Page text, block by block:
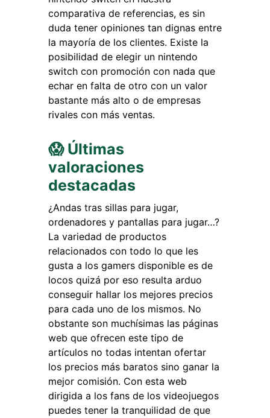
comparativa de referencias, es sin
duda tener opiniones tan dignas entre
la mayoría de los clientes. Existe la
posibilidad de elegir un nintendo
switch con promoción con nada que
echar en falta de otro con un valor
bastante más alto o de empresas
rivales con más ventas.
😱 Últimas
valoraciones
destacadas
¿Andas tras sillas para jugar,
ordenadores y pantallas para jugar…?
La variedad de productos
relacionados con todo lo que les
gusta a los gamers disponible es de
locos quizá por eso resulta arduo
conseguir hallar los mejores precios
para cada uno de los mismos. No
obstante son muchísimas las páginas
web que ofrecen este tipo de
artículos no todas intentan ofertar
los precios más baratos sino ganar la
mejor comisión. Con esta web
dirigida a los fans de los videojuegos
puedes tener la tranquilidad de que